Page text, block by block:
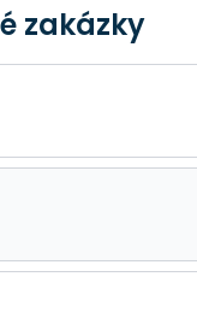
zakázky